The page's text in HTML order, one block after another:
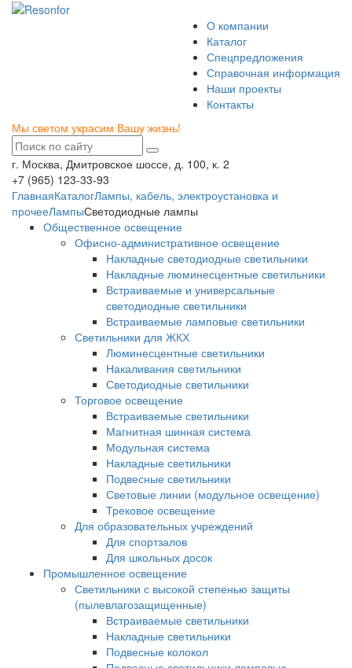
О компании
Каталог
Спецпредложения
Справочная информация
Наши проекты
Контакты
Мы светом украсим Вашу жизнь!
г. Москва, Дмитровское шоссе, д. 100, к. 2
+7 (965) 123-33-93
ГлавнаяКаталогЛампы, кабель, электроустановка и
прочееЛампыСветодиодные лампы
Общественное освещение
Офисно-административное освещение
Накладные светодиодные светильники
Накладные люминесцентные светильники
Встраиваемые и универсальные
светодиодные светильники
Встраиваемые ламповые светильники
Светильники для ЖКХ
Люминесцентные светильники
Накаливания светильники
Светодиодные светильники
Торговое освещение
Встраиваемые светильники
Магнитная шинная система
Модульная система
Накладные светильники
Подвесные светильники
Световые линии (модульное освещение)
Трековое освещение
Для образовательных учреждений
Для спортзалов
Для школьных досок
Промышленное освещение
Светильники с высокой степенью защиты
(пылевлагозащищенные)
Встраиваемые светильники
Накладные светильники
Подвесные колокол